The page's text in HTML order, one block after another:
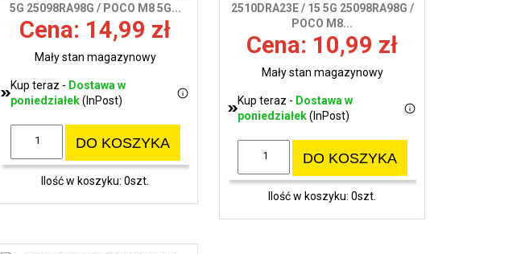
5G 25098RA98G / POCO M8 5G...
Cena: 14,99 zł
Mały stan magazynowy
Kup teraz - Dostawa w
poniedziałek(InPost)
DO KOSZYKA
Ilość w koszyku: 0szt.
2510DRA23E / 15 5G 25098RA98G /
POCO M8...
Cena: 10,99 zł
Mały stan magazynowy
Kup teraz - Dostawa w
poniedziałek(InPost)
DO KOSZYKA
Ilość w koszyku: 0szt.